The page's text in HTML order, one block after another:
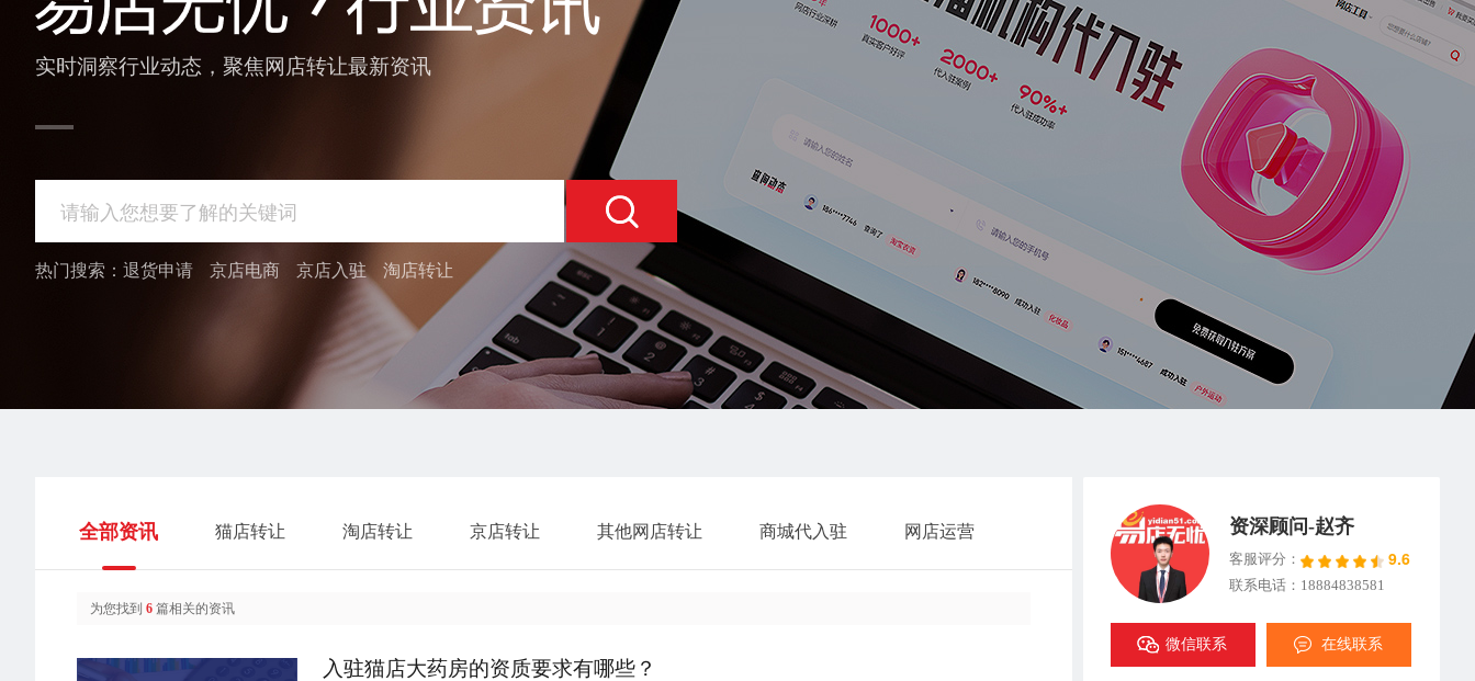
实时洞察行业动态，聚焦网店转让最新资讯
热门搜索： 退货申请 京店电商 京店入驻 淘店转让
全部资讯 猫店转让 淘店转让 京店转让 其他网店转让 商城代入驻 网店运营
为您找到 6 篇相关的资讯
入驻猫店大药房的资质要求有哪些？
资深顾问-赵齐
客服评分： 9.6
联系电话：18884838581
微信联系 在线联系